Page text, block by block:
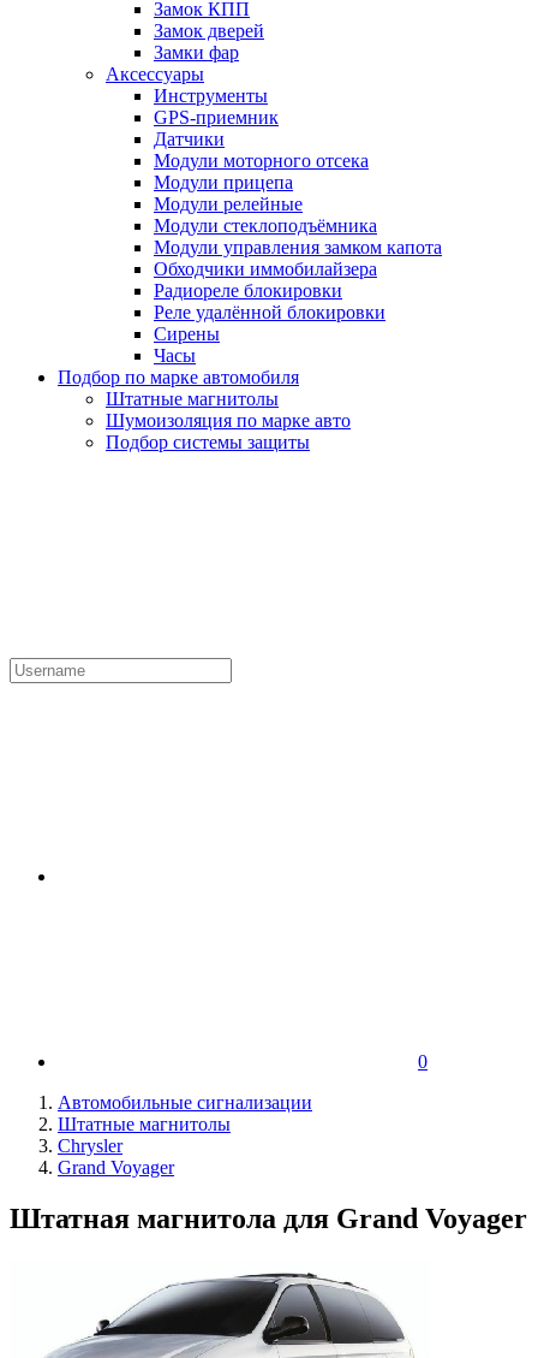
Замок КПП
Замок дверей
Замки фар
Аксессуары
Инструменты
GPS-приемник
Датчики
Модули моторного отсека
Модули прицепа
Модули релейные
Модули стеклоподъёмника
Модули управления замком капота
Обходчики иммобилайзера
Радиореле блокировки
Реле удалённой блокировки
Сирены
Часы
Подбор по марке автомобиля
Штатные магнитолы
Шумоизоляция по марке авто
Подбор системы защиты
0
Автомобильные сигнализации
Штатные магнитолы
Chrysler
Grand Voyager
Штатная магнитола для Grand Voyager